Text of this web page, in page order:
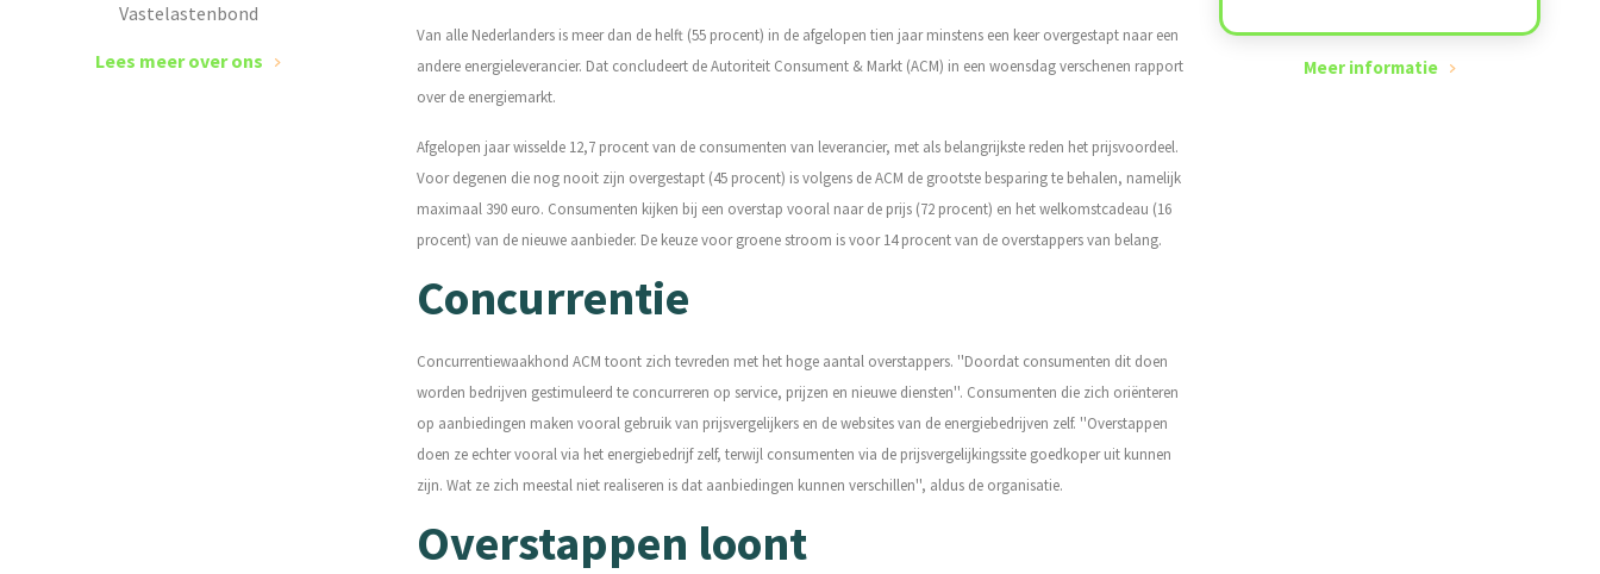
Vastelastenbond
Lees meer over ons
Meer informatie
Van alle Nederlanders is meer dan de helft (55 procent) in de afgelopen tien jaar minstens een keer overgestapt naar een
andere energieleverancier. Dat concludeert de Autoriteit Consument & Markt (ACM) in een woensdag verschenen rapport
over de energiemarkt.
Afgelopen jaar wisselde 12,7 procent van de consumenten van leverancier, met als belangrijkste reden het prijsvoordeel.
Voor degenen die nog nooit zijn overgestapt (45 procent) is volgens de ACM de grootste besparing te behalen, namelijk
maximaal 390 euro. Consumenten kijken bij een overstap vooral naar de prijs (72 procent) en het welkomstcadeau (16
procent) van de nieuwe aanbieder. De keuze voor groene stroom is voor 14 procent van de overstappers van belang.
Concurrentie
Concurrentiewaakhond ACM toont zich tevreden met het hoge aantal overstappers. ''Doordat consumenten dit doen
worden bedrijven gestimuleerd te concurreren op service, prijzen en nieuwe diensten''. Consumenten die zich oriënteren
op aanbiedingen maken vooral gebruik van prijsvergelijkers en de websites van de energiebedrijven zelf. ''Overstappen
doen ze echter vooral via het energiebedrijf zelf, terwijl consumenten via de prijsvergelijkingssite goedkoper uit kunnen
zijn. Wat ze zich meestal niet realiseren is dat aanbiedingen kunnen verschillen'', aldus de organisatie.
Overstappen loont